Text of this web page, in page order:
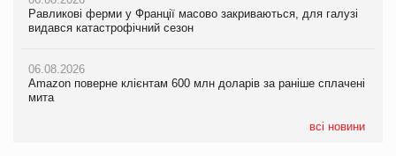
Равликові ферми у Франції масово закриваються, для галузі
видався катастрофічний сезон
06.08.2026
Amazon поверне клієнтам 600 млн доларів за раніше сплачені
мита
всі новини
05.08.2026
Смачне поповнення дитячого меню: у VARUS з’явилися
05.08.2026
Сергій Лісунов про заморожені хлібобулочні вироби на
Amazon поверне клієнтам 600 млн доларів за раніше сплачені
мита
05.08.2026
У Євросоюзі набули чинності нові правила щодо штучного
інтелекту